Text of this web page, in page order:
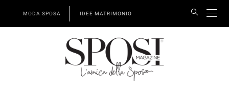
MODA SPOSA IDEE MATRIMONIO